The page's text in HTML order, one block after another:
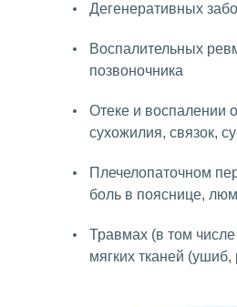
Дегенеративных
Воспалительных
позвоночника
Отеке и воспалении
сухожилия, связок,
Плечелопаточном
боль в пояснице,
Травмах (в том
мягких тканей